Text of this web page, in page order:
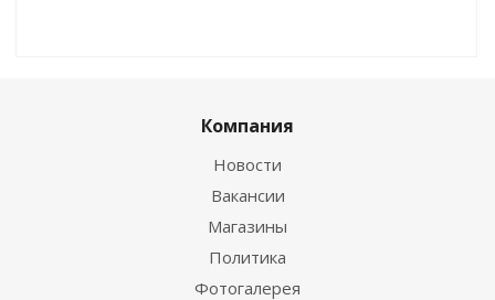
Компания
Новости
Вакансии
Магазины
Политика
Фотогалерея